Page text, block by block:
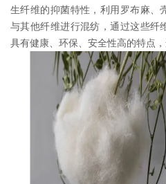
生纤维的抑菌特性，利用罗布麻、
与其他纤维进行混纺，通过这些纤
具有健康、环保、安全性高的特点，